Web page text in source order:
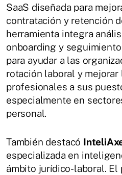
SaaS diseñada para
contratación y retención
herramienta integra
onboarding y
para ayudar a las
rotación laboral y mejorar
profesionales a sus
especialmente en
personal.
También destacó
especializada en
ámbito jurídico-laboral. El